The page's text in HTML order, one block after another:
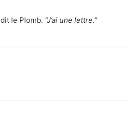
dit le Plomb. “J’ai une lettre.”